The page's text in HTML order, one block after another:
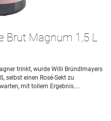
Brut Magnum 1,5 L
trinkt, wurde Willi Bründlmayers
selbst einen Rosé-Sekt zu
mit tollem Ergebnis....